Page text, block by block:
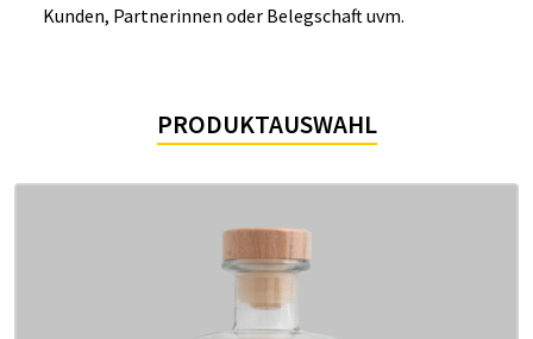
Kunden, Partnerinnen oder Belegschaft uvm.
PRODUKTAUSWAHL